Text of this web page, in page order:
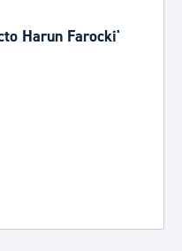
Harun Farocki'